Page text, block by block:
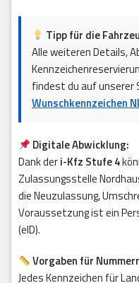
Tipp für die
Alle weiteren Details,
findest du auf unserer
Wunschkennzeichen
Digitale Abwicklung:
Dank deri-Kfz Stufe 4
Zulassungsstelle
die Neuzulassung,
Voraussetzung ist ein
(eID).
Vorgaben für
Jedes Kennzeichen für